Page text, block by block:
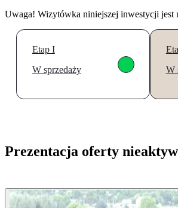
Uwaga! Wizytówka niniejszej inwestycji jest
Etap I
W sprzedaży
W
Prezentacja oferty